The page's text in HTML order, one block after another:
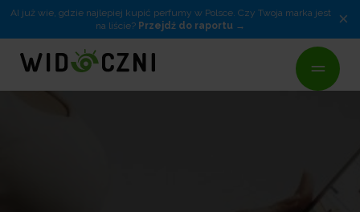
AI już wie, gdzie najlepiej kupić perfumy w Polsce. Czy Twoja marka jest
na liście? Przejdź do raportu ×